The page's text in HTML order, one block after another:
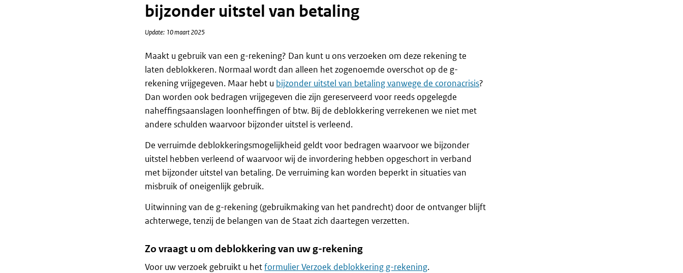
bijzonder uitstel van betaling
Update: 10 maart 2025
Maakt u gebruik van een g-rekening? Dan kunt u ons verzoeken om deze rekening te
laten deblokkeren. Normaal wordt dan alleen het zogenoemde overschot op de g-
rekening vrijgegeven. Maar hebt u bijzonder uitstel van betaling vanwege de coronacrisis?
Dan worden ook bedragen vrijgegeven die zijn gereserveerd voor reeds opgelegde
naheffingsaanslagen loonheffingen of btw. Bij de deblokkering verrekenen we niet met
andere schulden waarvoor bijzonder uitstel is verleend.
De verruimde deblokkeringsmogelijkheid geldt voor bedragen waarvoor we bijzonder
uitstel hebben verleend of waarvoor wij de invordering hebben opgeschort in verband
met bijzonder uitstel van betaling. De verruiming kan worden beperkt in situaties van
misbruik of oneigenlijk gebruik.
Uitwinning van de g-rekening (gebruikmaking van het pandrecht) door de ontvanger blijft
achterwege, tenzij de belangen van de Staat zich daartegen verzetten.
Zo vraagt u om deblokkering van uw g-rekening
Voor uw verzoek gebruikt u hetformulier Verzoek deblokkering g-rekening.